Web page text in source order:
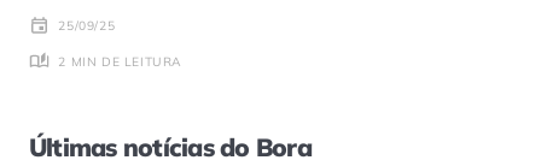
25/09/25
2 MIN DE LEITURA
Últimas notícias do Bora